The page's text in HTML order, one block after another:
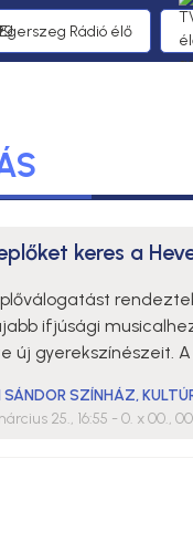
Egerszeg Rádió élő
keres a
ifjúsági
új gyerekszínészeit.
SÁNDOR SZÍNHÁZ,
25., 16:55 - 0. x 00.,